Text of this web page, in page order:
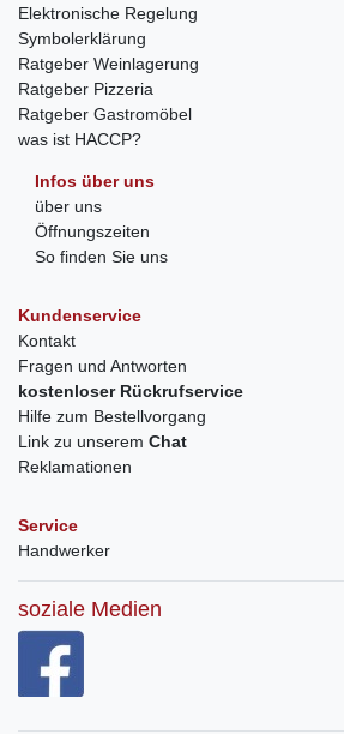
Elektronische Regelung
Symbolerklärung
Ratgeber Weinlagerung
Ratgeber Pizzeria
Ratgeber Gastromöbel
was ist HACCP?
Infos über uns
über uns
Öffnungszeiten
So finden Sie uns
Kundenservice
Kontakt
Fragen und Antworten
kostenloser Rückrufservice
Hilfe zum Bestellvorgang
Link zu unserem Chat
Reklamationen
Service
Handwerker
soziale Medien